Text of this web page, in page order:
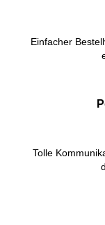
Einfacher
Tolle